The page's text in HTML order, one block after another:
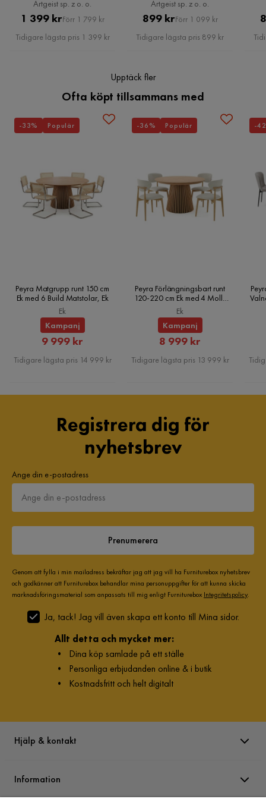
Artgeist sp. z o. o.
Pris
1 399 krOriginal
Pris
Förr 1 799 kr
Tidigare lägsta pris 1 399 kr
Artgeist sp. z o. o.
Pris
899 kr Original
Pris
Förr 1 099 kr
Tidigare lägsta pris 899 kr
Upptäck fler
Ofta köpt tillsammans med
Peyra Matgrupp runt 150 cm
Ek med 6 Build Matstolar, Ek
Ek
Kampanj
Rabatterat
Pris
9 999 kr
Tidigare lägsta pris 14 999 kr
-33% Populär
Peyra Förlängningsbart runt
120-220 cm Ek med 4 Molly
Matstolar, Ek
Ek
Kampanj
Rabatterat
Pris
8 999 kr
Tidigare lägsta pris 13 999 kr
-36% Populär -
Registrera dig för
nyhetsbrev
Ange din e-postadress
Prenumerera
Genom att fylla i min mailadress bekräftar jag att jag vill ha Furniturebox nyhetsbrev
och godkänner att Furniturebox behandlar mina personuppgifter för att kunna skicka
marknadsföringsmaterial som anpassats till mig enligt Furniturebox Integritetspolicy.
Ja, tack! Jag vill även skapa ett konto till Mina sidor.
Allt detta och mycket mer:
• Dina köp samlade på ett ställe
• Personliga erbjudanden online & i butik
• Kostnadsfritt och helt digitalt
Hjälp & kontakt
Information